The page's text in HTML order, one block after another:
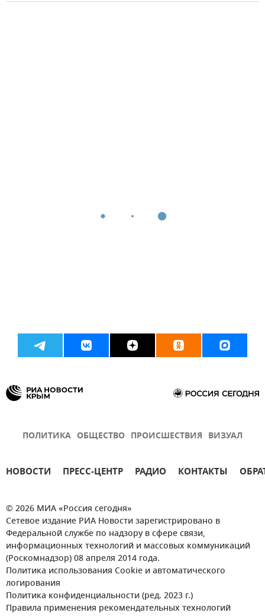
ПОЛИТИКА ОБЩЕСТВО ПРОИСШЕСТВИЯ ВИЗУАЛ
НОВОСТИ ПРЕСС-ЦЕНТР РАДИО КОНТАКТЫ
© 2026 МИА «Россия сегодня»
Сетевое издание РИА Новости зарегистрировано в
Федеральной службе по надзору в сфере связи,
информационных технологий и массовых коммуникаций
(Роскомнадзор) 08 апреля 2014 года.
Политика использования Cookie и автоматического
логирования
Политика конфиденциальности (ред. 2023 г.)
Правила применения рекомендательных технологий